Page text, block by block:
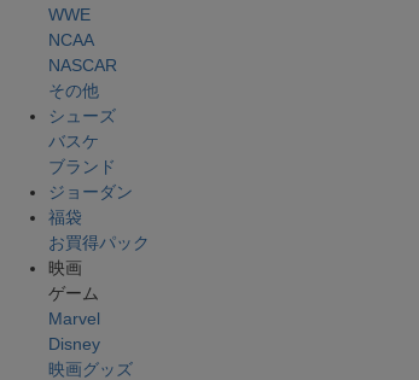
WWE
NCAA
NASCAR
その他
シューズ
バスケ
ブランド
ジョーダン
福袋
お買得パック
映画
ゲーム
Marvel
Disney
映画グッズ